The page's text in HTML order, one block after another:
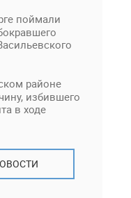
поймали
районе
избившего
в ходе